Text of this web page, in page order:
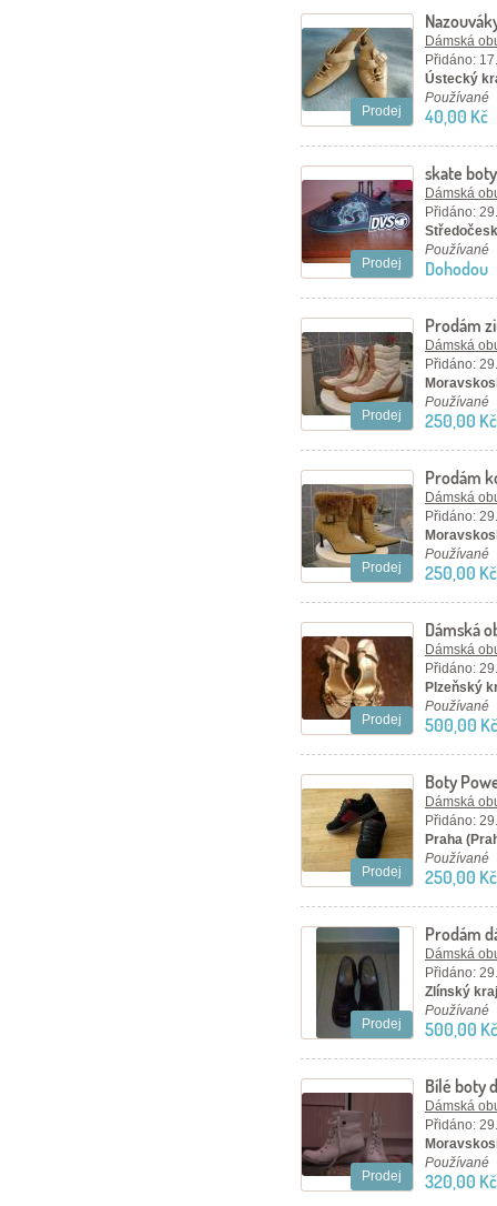
Prodej
Dámská
Přidáno:
Ústecký
Používané
40,00 Kč
Prodej
skate
Dámská
Přidáno:
Používané
Dohodou
Prodej
Prodám
Dámská
Přidáno:
Používané
250,00 Kč
Prodej
Prodám
Dámská
Přidáno:
Používané
250,00 Kč
Prodej
Dámská
Dámská
Přidáno:
Plzeňský
Používané
500,00 Kč
Prodej
Boty
Dámská
Přidáno:
Praha
Používané
250,00 Kč
Prodej
Prodám
kožené
Dámská
Přidáno:
Zlínský
Používané
500,00 Kč
Prodej
Bílé boty
Dámská
Přidáno:
Používané
320,00 Kč